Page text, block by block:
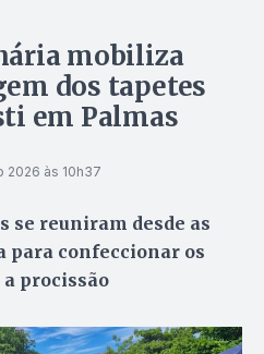
mobiliza
dos tapetes
em Palmas
2026 às 10h37
se reuniram desde as
para confeccionar os
procissão